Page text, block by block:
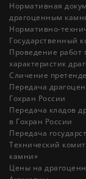
Нормативная
драгоценным
Нормативно-
Государственный
Проведение
характеристик
Cличение
Передача
Гохран России
Передача кладов
в Гохран России
Передача
Технический
камни»
Цены на